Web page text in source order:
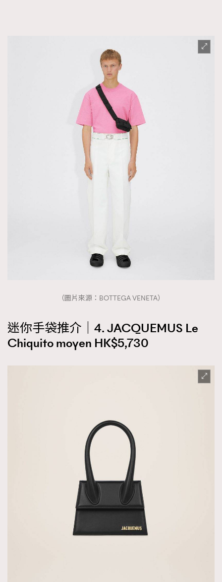
（圖片來源：BOTTEGA VENETA）
迷你手袋推介｜4. JACQUEMUS Le
Chiquito moyen HK$5,730